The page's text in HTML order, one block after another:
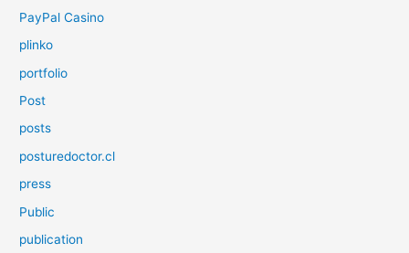
PayPal Casino
plinko
portfolio
Post
posts
posturedoctor.cl
press
Public
publication